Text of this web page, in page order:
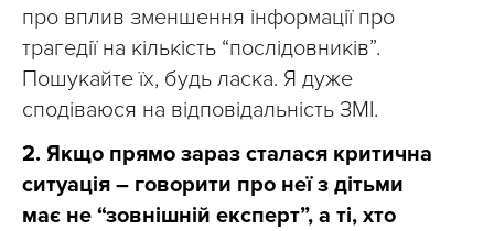
про вплив зменшення інформації про
трагедії на кількість “послідовників”.
Пошукайте їх, будь ласка. Я дуже
сподіваюся на відповідальність ЗМІ.
2. Якщо прямо зараз сталася критична
ситуація – говорити про неї з дітьми
має не “зовнішній експерт”, а ті, хто